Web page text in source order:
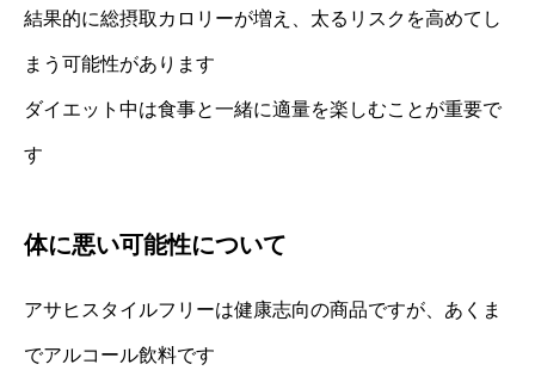
結果的に総摂取カロリーが増え、太るリスクを高めてし
まう可能性があります
ダイエット中は食事と一緒に適量を楽しむことが重要で
す
体に悪い可能性について
アサヒスタイルフリーは健康志向の商品ですが、あくま
でアルコール飲料です